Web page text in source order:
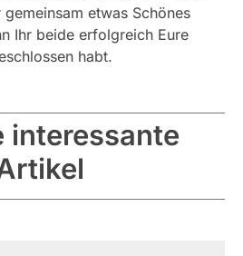
etwas Schönes
Ihr beide erfolgreich Eure
habt.
interessante